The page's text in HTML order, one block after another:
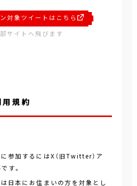
対象ツイートはこちら
サイトへ飛びます
規約
参加するにはX（旧Twitter）ア
す。
日本にお住まいの方を対象とし